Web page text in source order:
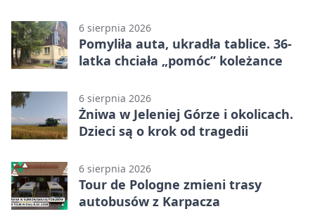
6 sierpnia 2026
Pomyliła auta, ukradła tablice. 36-
latka chciała „pomóc” koleżance
6 sierpnia 2026
Żniwa w Jeleniej Górze i okolicach.
Dzieci są o krok od tragedii
6 sierpnia 2026
Tour de Pologne zmieni trasy
autobusów z Karpacza